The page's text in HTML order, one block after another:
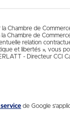
Chambre de
Chambre de
relation
et libertés », vous
- Directeur CCI
de Google